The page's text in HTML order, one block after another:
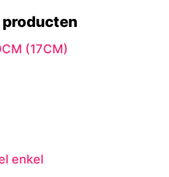
producten
(17CM)
enkel